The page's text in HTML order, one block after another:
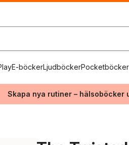
E-böckerLjudböckerPocketböcker
Skapa nya rutiner – hälsoböcker